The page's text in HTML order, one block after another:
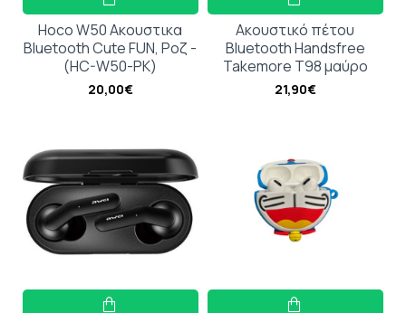
Hoco W50 Ακουστικα
Bluetooth Cute FUN, Ροζ -
(HC-W50-PK)
20,00€
Ακουστικό πέτου
Bluetooth Handsfree
Takemore T98 μαύρο
21,90€